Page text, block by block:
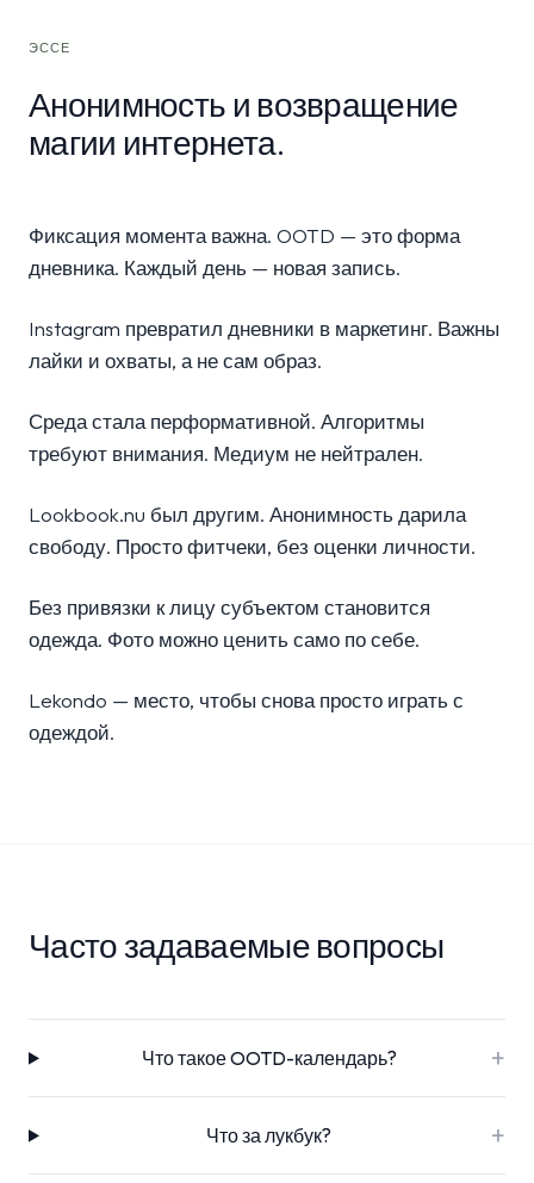
ЭССЕ
Анонимность и возвращение
магии интернета.
Фиксация момента важна. OOTD — это форма
дневника. Каждый день — новая запись.
Instagram превратил дневники в маркетинг. Важны
лайки и охваты, а не сам образ.
Среда стала перформативной. Алгоритмы
требуют внимания. Медиум не нейтрален.
Lookbook.nu был другим. Анонимность дарила
свободу. Просто фитчеки, без оценки личности.
Без привязки к лицу субъектом становится
одежда. Фото можно ценить само по себе.
Lekondo — место, чтобы снова просто играть с
одеждой.
Часто задаваемые вопросы
Что такое OOTD-календарь? +
Что за лукбук? +